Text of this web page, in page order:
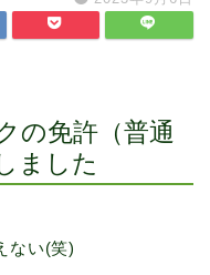
の免許（普通
ました
ない(笑)